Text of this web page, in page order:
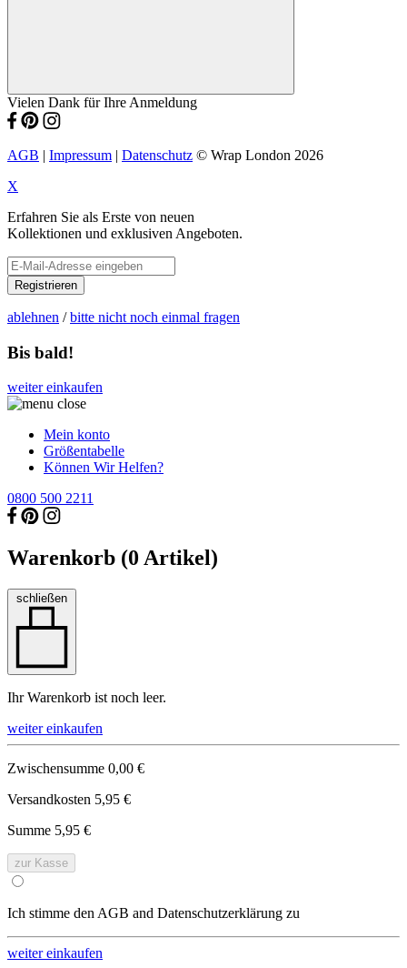
Vielen Dank für Ihre Anmeldung
AGB | Impressum | Datenschutz © Wrap London 2026
X
Erfahren Sie als Erste von neuen
Kollektionen und exklusiven Angeboten.
Registrieren
ablehnen /bitte nicht noch einmal fragen
Bis bald!
weiter einkaufen
Mein konto
Größentabelle
Können Wir Helfen?
0800 500 2211
Warenkorb (0 Artikel)
schließen
Ihr Warenkorb ist noch leer.
weiter einkaufen
Zwischensumme 0,00 €
Versandkosten 5,95 €
Summe 5,95 €
zur Kasse
Ich stimme den AGB and Datenschutzerklärung zu
weiter einkaufen